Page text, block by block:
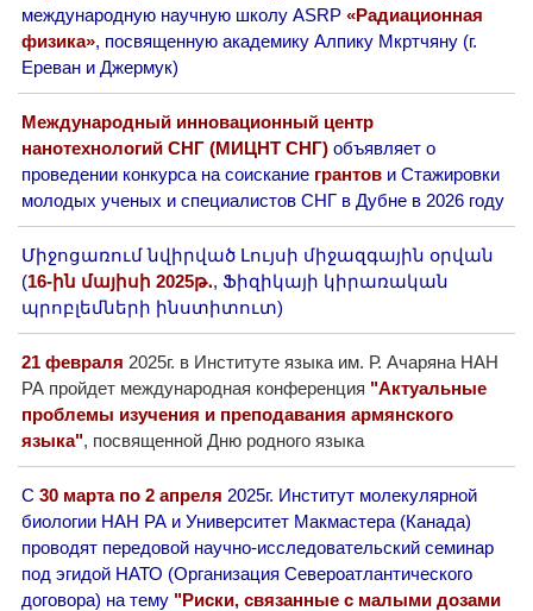
международную научную школу ASRP «Радиационная
физика», посвященную академику Алпику Мкртчяну (г.
Ереван и Джермук)
Международный инновационный центр
нанотехнологий СНГ (МИЦНТ СНГ) объявляет о
проведении конкурса на соиcкание грантов и Стажировки
молодых ученых и специалистов СНГ в Дубне в 2026 году
Միջոցառում նվիրված Լույսի միջազգային օրվան
(16-ին մայիսի 2025թ․, Ֆիզիկայի կիրառական
պրոբլեմների ինստիտուտ)
21 февраля 2025г. в Институте языка им. Р. Ачаряна НАН
РА пройдет международная конференция "Актуальные
проблемы изучения и преподавания армянского
языка", посвященной Дню родного языка
С 30 марта по 2 апреля 2025г. Институт молекулярной
биологии НАН РА и Университет Макмастера (Канада)
проводят передовой научно-исследовательский семинар
под эгидой НАТО (Организация Североатлантического
договора) на тему "Риски, связанные с малыми дозами